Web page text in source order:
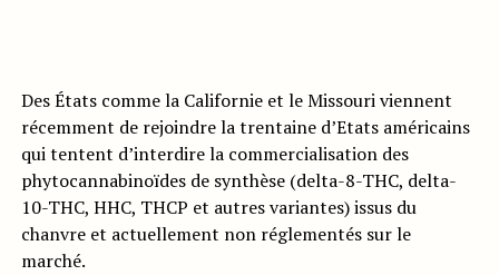
Des États comme la Californie et le Missouri viennent
récemment de rejoindre la trentaine d’Etats américains
qui tentent d’interdire la commercialisation des
phytocannabinoïdes de synthèse (delta-8-THC, delta-
10-THC, HHC, THCP et autres variantes) issus du
chanvre et actuellement non réglementés sur le
marché.